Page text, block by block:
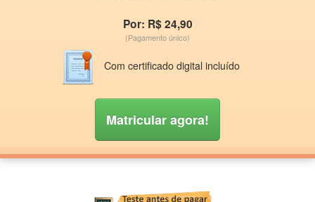
Por: R$ 24,90
(Pagamento único)
Com certificado digital incluído
Matricular agora!